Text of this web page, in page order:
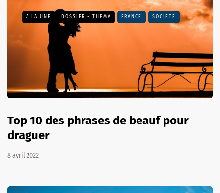
A LA UNE DOSSIER - THEMA FRANCE SOCIÉTÉ
Top 10 des phrases de beauf pour
draguer
8 avril 2022